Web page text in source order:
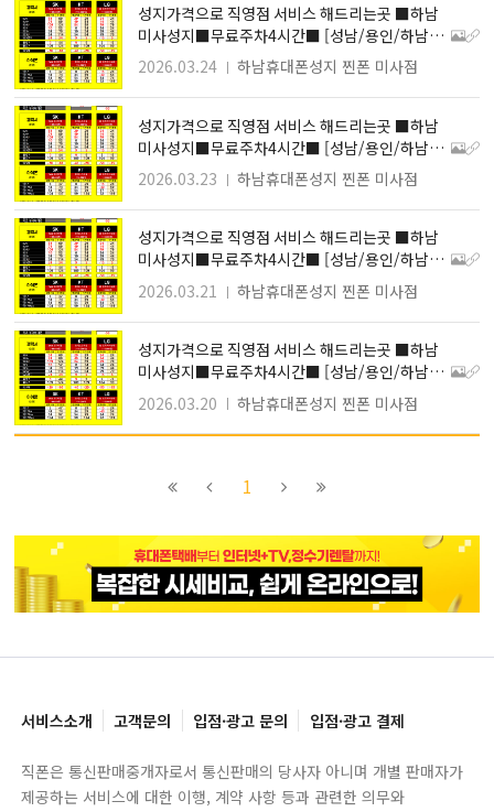
성지가격으로 직영점 서비스 해드리는곳 ■하남
미사성지■무료주차4시간■ [성남/용인/하남지
역 최저가 성지]
2026.03.24 하남휴대폰성지 찐폰 미사점
성지가격으로 직영점 서비스 해드리는곳 ■하남
미사성지■무료주차4시간■ [성남/용인/하남지
역 최저가 성지]
2026.03.23 하남휴대폰성지 찐폰 미사점
성지가격으로 직영점 서비스 해드리는곳 ■하남
미사성지■무료주차4시간■ [성남/용인/하남지
역 최저가 성지]
2026.03.21 하남휴대폰성지 찐폰 미사점
성지가격으로 직영점 서비스 해드리는곳 ■하남
미사성지■무료주차4시간■ [성남/용인/하남지
역 최저가 성지]
2026.03.20 하남휴대폰성지 찐폰 미사점
블록으로페이지로
1
페이지로블록으로
서비스소개 고객문의 입점·광고 문의 입점·광고 결제
직폰은 통신판매중개자로서 통신판매의 당사자 아니며 개별 판매자가
제공하는 서비스에 대한 이행, 계약 사항 등과 관련한 의무와